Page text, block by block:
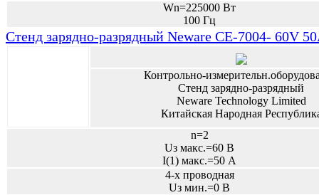
Wn=225000 Вт
100 Гц
Стенд зарядно-разрядный Neware CE-7004- 60V
Контрольно-
Стенд зарядно-разрядный
Neware Technology Limited
Китайская Народная
n=2
Uз макс.=60 В
I(1) макс.=50 А
4-х проводная
Uз мин.=0 В